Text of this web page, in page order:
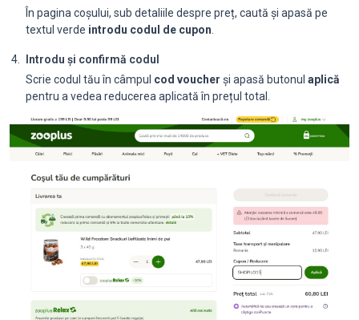
În pagina coșului, sub detaliile despre preț, caută și apasă pe
textul verde introdu codul de cupon
Introdu și confirmă codul
Scrie codul tău în câmpul cod voucher și apasă butonul aplică
pentru a vedea reducerea aplicată în prețul total.